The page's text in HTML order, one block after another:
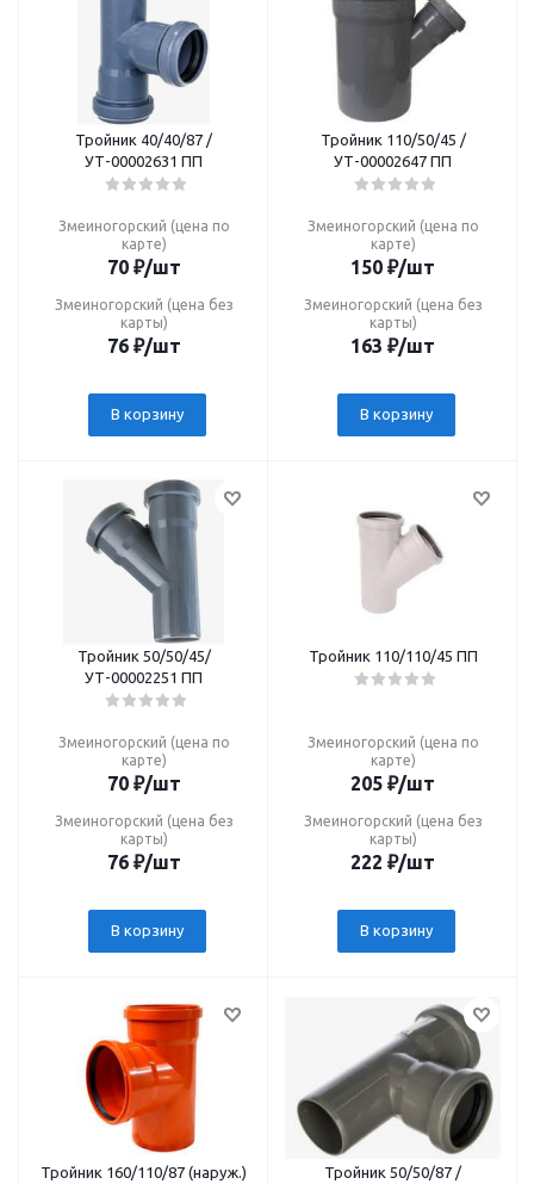
Тройник 40/40/87 /
УТ-00002631 ПП
Змеиногорский (цена по
карте)
70₽/шт
Змеиногорский (цена без
карты)
76₽/шт
В корзину
Тройник 110/50/45 /
УТ-00002647 ПП
Змеиногорский (цена по
карте)
150 ₽/шт
Змеиногорский (цена без
карты)
163 ₽/шт
В корзину
Тройник 50/50/45/
УТ-00002251 ПП
Змеиногорский (цена по
карте)
70₽/шт
Змеиногорский (цена без
карты)
76₽/шт
В корзину
Тройник 110/110/45 ПП
Змеиногорский (цена по
карте)
205 ₽/шт
Змеиногорский (цена без
карты)
222 ₽/шт
В корзину
Тройник 160/110/87 (наруж.)
Тройник 50/50/87 /